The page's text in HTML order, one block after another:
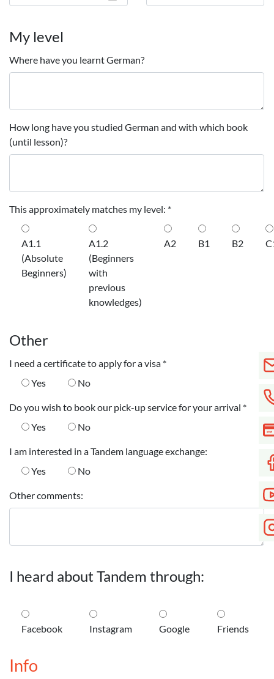
My level
Where have you learnt German?
How long have you studied German and with which book
(until lesson)?
This approximately matches my level: *
A1.1
(Absolute
Beginners)
A1.2
(Beginners
with
previous
knowledges)
A2 B1 B2
Other
I need a certificate to apply for a visa *
Yes
No
Do you wish to book our pick-up service for your arrival *
Yes
No
I am interested in a Tandem language exchange:
Yes
No
Other comments:
I heard about Tandem through:
Facebook Instagram Google Friends
Info